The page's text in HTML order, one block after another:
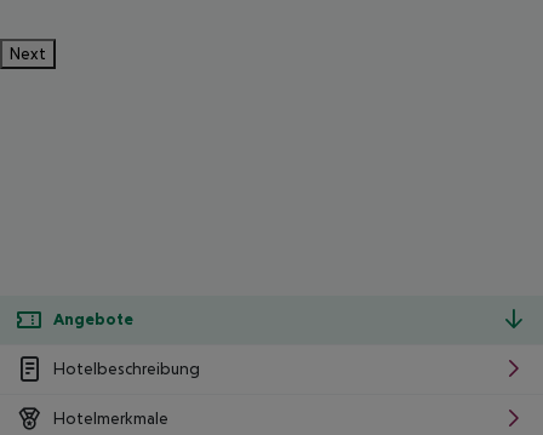
Next
Angebote
Hotelbeschreibung
Hotelmerkmale